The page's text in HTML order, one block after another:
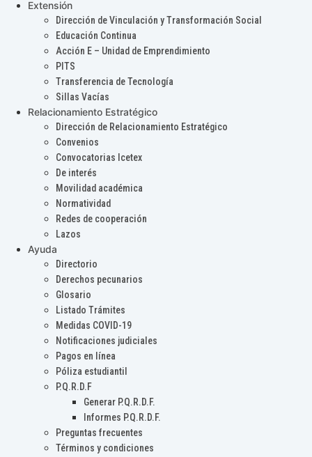
Extensión
Dirección de Vinculación y Transformación Social
Educación Continua
Acción E – Unidad de Emprendimiento
PITS
Transferencia de Tecnología
Sillas Vacías
Relacionamiento Estratégico
Dirección de Relacionamiento Estratégico
Convenios
Convocatorias Icetex
De interés
Movilidad académica
Normatividad
Redes de cooperación
Lazos
Ayuda
Directorio
Derechos pecunarios
Glosario
Listado Trámites
Medidas COVID-19
Notificaciones judiciales
Pagos en línea
Póliza estudiantil
P.Q.R.D.F
Generar P.Q.R.D.F.
Informes P.Q.R.D.F.
Preguntas frecuentes
Términos y condiciones